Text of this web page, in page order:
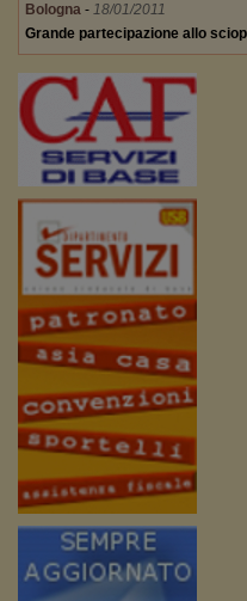
Bologna - 18/01/2011
Grande partecipazione allo